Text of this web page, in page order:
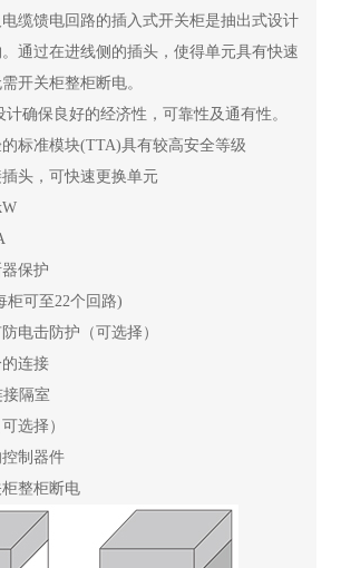
缆馈电回路的插入式开关柜是抽出式设计
通过在进线侧的插头，使得单元具有快速
开关柜整柜断电。
计确保良好的经济性，可靠性及通有性。
标准模块(TTA)具有较高安全等级
头，可快速更换单元
保护
柜可至22个回路)
电击防护（可选择）
连接
接隔室
选择）
制器件
整柜断电